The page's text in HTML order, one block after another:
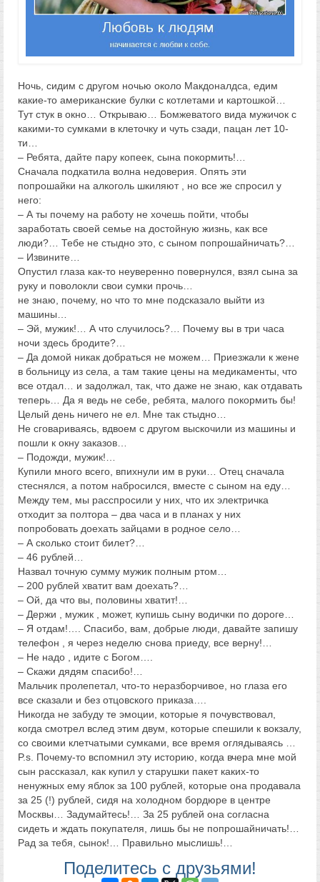
Ночь, сидим с другом ночью около Макдоналдса, едим
какие-то американские булки с котлетами и картошкой…
Тут стук в окно… Открываю… Бомжеватого вида мужичок с
какими-то сумками в клеточку и чуть сзади, пацан лет 10-
ти…
– Ребята, дайте пару копеек, сына покормить!…
Сначала подкатила волна недоверия. Опять эти
попрошайки на алкоголь шкиляют , но все же спросил у
него:
– А ты почему на работу не хочешь пойти, чтобы
заработать своей семье на достойную жизнь, как все
люди?… Тебе не стыдно это, с сыном попрошайничать?…
– Извините…
Опустил глаза как-то неуверенно повернулся, взял сына за
руку и поволокли свои сумки прочь…
не знаю, почему, но что то мне подсказало выйти из
машины…
– Эй, мужик!… А что случилось?… Почему вы в три часа
ночи здесь бродите?…
– Да домой никак добраться не можем… Приезжали к жене
в больницу из села, а там такие цены на медикаменты, что
все отдал… и задолжал, так, что даже не знаю, как отдавать
теперь… Да я ведь не себе, ребята, малого покормить бы!
Целый день ничего не ел. Мне так стыдно…
Не сговариваясь, вдвоем с другом выскочили из машины и
пошли к окну заказов…
– Подожди, мужик!…
Купили много всего, впихнули им в руки… Отец сначала
стеснялся, а потом набросился, вместе с сыном на еду…
Между тем, мы расспросили у них, что их электричка
отходит за полтора – два часа и в планах у них
попробовать доехать зайцами в родное село…
– А сколько стоит билет?…
– 46 рублей…
Назвал точную сумму мужик полным ртом…
– 200 рублей хватит вам доехать?…
– Ой, да что вы, половины хватит!…
– Держи , мужик , может, купишь сыну водички по дороге…
– Я отдам!…. Спасибо, вам, добрые люди, давайте запишу
телефон , я через неделю снова приеду, все верну!…
– Не надо , идите с Богом….
– Скажи дядям спасибо!…
Мальчик пролепетал, что-то неразборчивое, но глаза его
все сказали и без отцовского приказа….
Никогда не забуду те эмоции, которые я почувствовал,
когда смотрел вслед этим двум, которые спешили к вокзалу,
со своими клетчатыми сумками, все время оглядываясь …
P.s. Почему-то вспомнил эту историю, когда вчера мне мой
сын рассказал, как купил у старушки пакет каких-то
ненужных ему яблок за 100 рублей, которые она продавала
за 25 (!) рублей, сидя на холодном бордюре в центре
Москвы… Задумайтесь!… За 25 рублей она согласна
сидеть и ждать покупателя, лишь бы не попрошайничать!…
Рад за тебя, сынок!… Правильно мыслишь!…
Поделитесь с друзьями!